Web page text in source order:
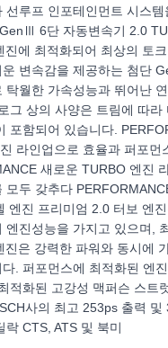
선루프 인포테인먼트 시스템
6단 자동변속기 2.0
진에 최적화되어 최상의 토
운 변속감을 제공하는 첨단
탁월한 가속성능과 뛰어난
그 상의 사양은 트림에 따라
포함되어 있습니다.
라인업으로 효율과 퍼포먼
새로운 TURBO 엔진
모두 갖추다
엔진 프리미엄 2.0 터보 엔
엔진성능을 가지고 있으며,
진은 강력한 파워와 동시에
. 퍼포먼스에 최적화된 엔
적화된 고강성 맥퍼슨 스트
사의 최고 253ps 출력 및
락 CTS, ATS 및 북미